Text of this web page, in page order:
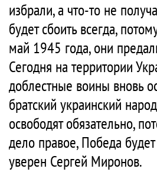
избрали, а что-то не
будет сбоить всегда,
май 1945 года, они
Сегодня на территории
доблестные воины вновь
братский украинский
освободят обязательно,
дело правое, Победа
уверен Сергей Миронов.